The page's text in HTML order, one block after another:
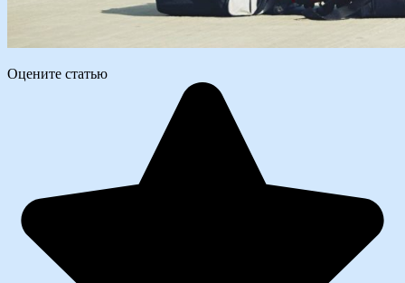
Оцените статью